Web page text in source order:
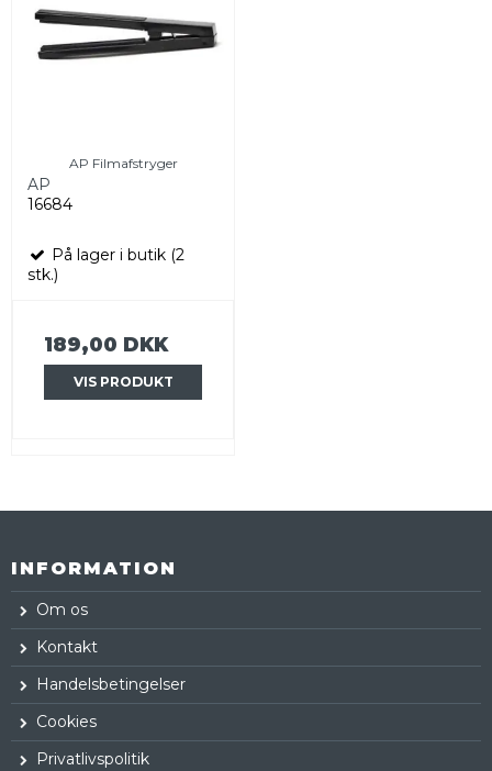
AP Filmafstryger
AP
16684
På lager i butik (2
stk.)
189,00 DKK
VIS PRODUKT
INFORMATION
Om os
Kontakt
Handelsbetingelser
Cookies
Privatlivspolitik